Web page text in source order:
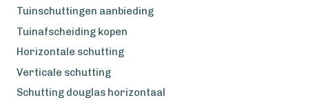
Tuinschuttingen aanbieding
Tuinafscheiding kopen
Horizontale schutting
Verticale schutting
Schutting douglas horizontaal